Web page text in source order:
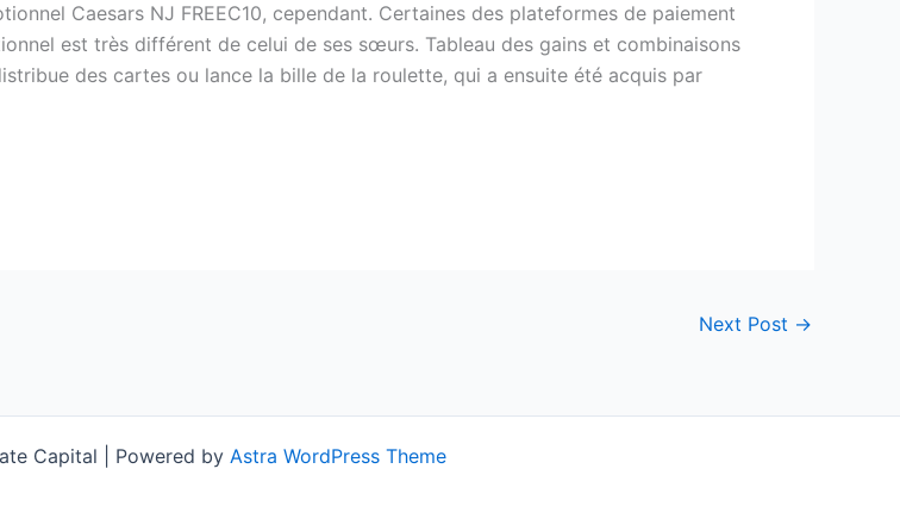
Caesars NJ FREEC10, cependant. Certaines des plateformes de paiement
est très différent de celui de ses sœurs. Tableau des gains et combinaisons
des cartes ou lance la bille de la roulette, qui a ensuite été acquis par
Next Post →
Capital | Powered by Astra WordPress Theme